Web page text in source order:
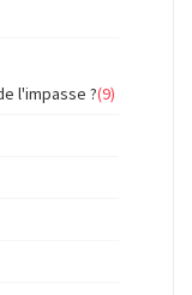
l'impasse ?(9)